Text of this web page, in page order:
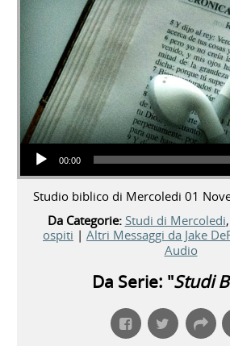
Audio Player
00:00
Studio biblico di Mercoledi 01
Da Categorie: Studi di Mercoledi,
ospiti | Altri Messaggi da Jake
Audio
Da Serie: "Studi